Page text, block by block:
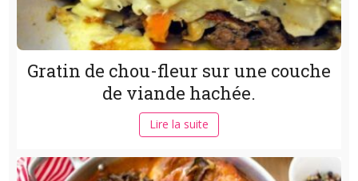
Gratin de chou-fleur sur une couche
de viande hachée.
Lire la suite